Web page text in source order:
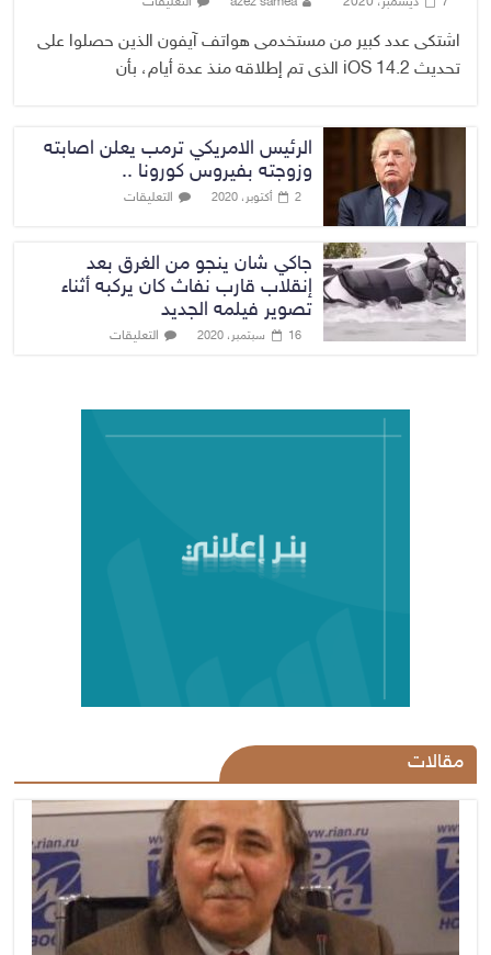
اشتكى عدد كبير من مستخدمى هواتف آيفون الذين حصلوا على
تحديث iOS 14.2 الذى تم إطلاقه منذ عدة أيام، بأن
الرئيس الامريكي ترمب يعلن اصابته
وزوجته بفيروس كورونا ..
2 أكتوبر، 2020 التعليقات
جاكي شان ينجو من الغرق بعد
إنقلاب قارب نفاث كان يركبه أثناء
تصوير فيلمه الجديد
16 سبتمبر، 2020 التعليقات
مقالات